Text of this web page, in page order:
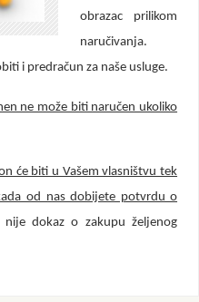
obrazac prilikom
naručivanja.
i predračun za naše usluge.
ne može biti naručen ukoliko
će biti u Vašem vlasništvu tek
od nas dobijete potvrdu o
dokaz o zakupu željenog